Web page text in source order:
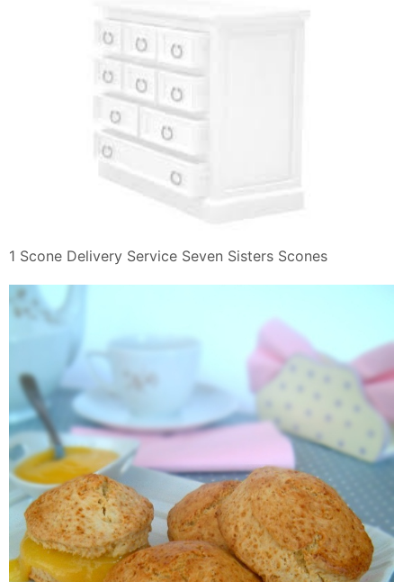
1 Scone Delivery Service Seven Sisters Scones